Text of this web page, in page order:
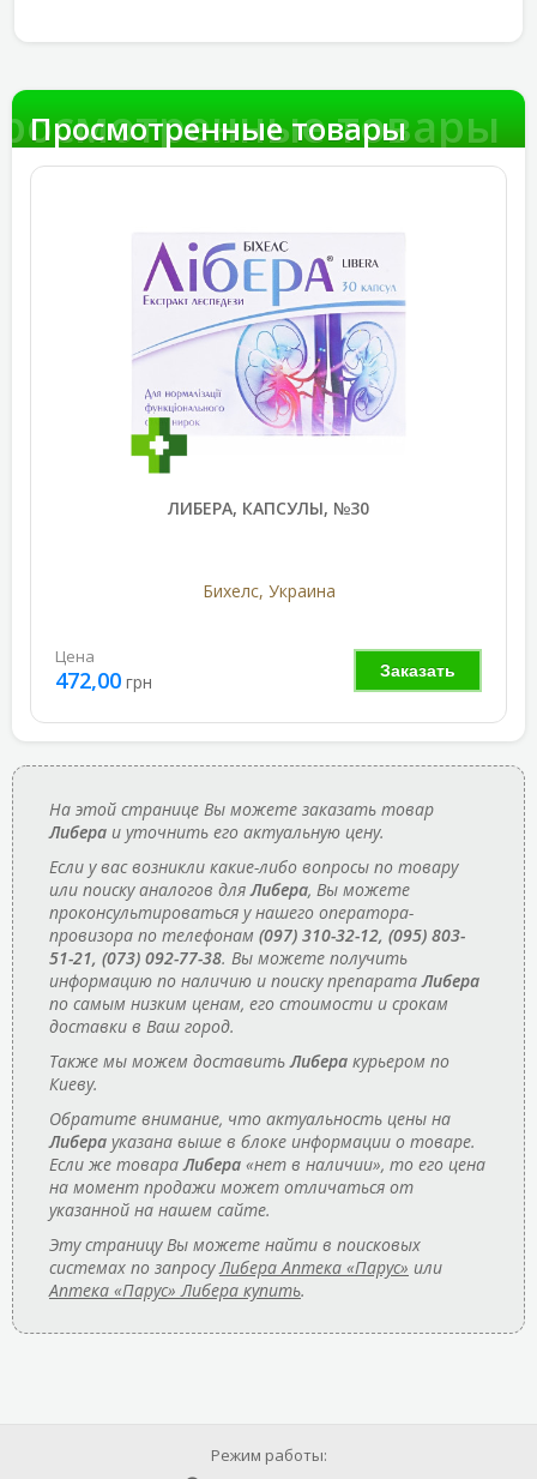
товары
Просмотренные товары
ЛИБЕРА, КАПСУЛЫ, №30
Бихелс, Украина
Заказать
Цена
472,00 грн
На этой странице Вы можете заказать товар
Либера и уточнить его актуальную цену.
Если у вас возникли какие-либо вопросы по товару
или поиску аналогов дляЛибера, Вы можете
проконсультироваться у нашего оператора-
провизора по телефонам (097) 310-32-12, (095) 803-
51-21, (073) 092-77-38. Вы можете получить
информацию по наличию и поиску препаратаЛибера
по самым низким ценам, его стоимости и срокам
доставки в Ваш город.
Также мы можем доставитьЛибера курьером по
Киеву.
Обратите внимание, что актуальность цены на
Либера указана выше в блоке информации о товаре.
Если же товараЛибера «нет в наличии», то его цена
на момент продажи может отличаться от
указанной на нашем сайте.
Эту страницу Вы можете найти в поисковых
системах по запросуЛибера Аптека «Парус» или
Аптека «Парус» Либера купить.
Режим работы: